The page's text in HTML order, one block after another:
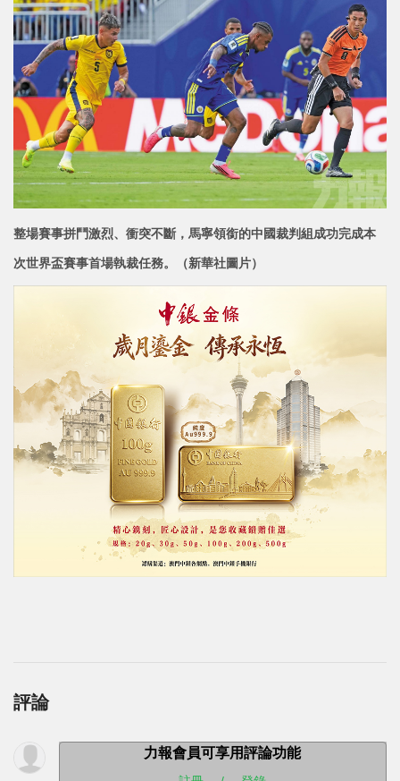
整場賽事拼鬥激烈、衝突不斷，馬寧領銜的中國裁判組成功完成本
次世界盃賽事首場執裁任務。 （新華社圖片）
評論
力報會員可享用評論功能